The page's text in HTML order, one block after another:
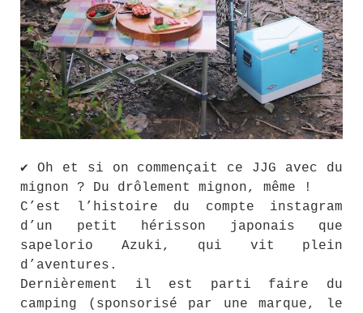
✔ Oh et si on commençait ce JJG avec du
mignon ? Du drôlement mignon, même !
C’est l’histoire du compte instagram
d’un petit hérisson japonais que
sapelorio Azuki, qui vit plein
d’aventures.
Dernièrement il est parti faire du
camping (sponsorisé par une marque, le